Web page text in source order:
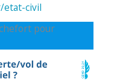
civil
pour